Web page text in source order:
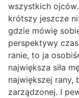
wszystkich
krótszy jeszcze
gdzie mówię
perspektywy
ranie, to ja
największa siła
największej rany,
zarządzonej. I